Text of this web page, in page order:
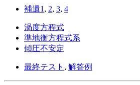
補遺1 , 2, 3, 4
渦度方程式
準地衡方程式系
傾圧不安定
最終テスト , 解答例